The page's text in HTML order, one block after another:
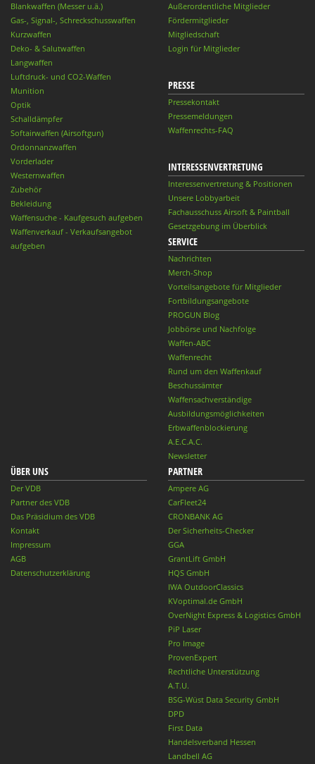
Blankwaffen (Messer u.ä.)
Gas-, Signal-, Schreckschusswaffen
Kurzwaffen
Deko- & Salutwaffen
Langwaffen
Luftdruck- und CO2-Waffen
Munition
Optik
Schalldämpfer
Softairwaffen (Airsoftgun)
Ordonnanzwaffen
Vorderlader
Westernwaffen
Zubehör
Bekleidung
Waffensuche - Kaufgesuch aufgeben
Waffenverkauf - Verkaufsangebot
aufgeben
Außerordentliche Mitglieder
Fördermitglieder
Mitgliedschaft
Login für Mitglieder
PRESSE
Pressekontakt
Pressemeldungen
Waffenrechts-FAQ
INTERESSENVERTRETUNG
Interessenvertretung & Positionen
Unsere Lobbyarbeit
Fachausschuss Airsoft & Paintball
Gesetzgebung im Überblick
SERVICE
Nachrichten
Merch-Shop
Vorteilsangebote für Mitglieder
Fortbildungsangebote
PROGUN Blog
Jobbörse und Nachfolge
Waffen-ABC
Waffenrecht
Rund um den Waffenkauf
Beschussämter
Waffensachverständige
Ausbildungsmöglichkeiten
Erbwaffenblockierung
A.E.C.A.C.
Newsletter
ÜBER UNS
Der VDB
Partner des VDB
Das Präsidium des VDB
Kontakt
Impressum
AGB
Datenschutzerklärung
PARTNER
Ampere AG
CarFleet24
CRONBANK AG
Der Sicherheits-Checker
GGA
GrantLift GmbH
HQS GmbH
IWA OutdoorClassics
KVoptimal.de GmbH
OverNight Express & Logistics GmbH
PiP Laser
Pro Image
ProvenExpert
Rechtliche Unterstützung
A.T.U.
BSG-Wüst Data Security GmbH
DPD
First Data
Handelsverband Hessen
Landbell AG